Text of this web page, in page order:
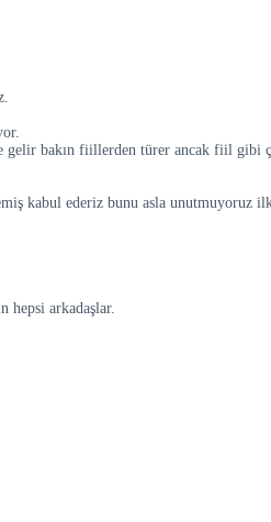
bakın fiillerden türer ancak fiil gibi
kabul ederiz bunu asla unutmuyoruz
hepsi arkadaşlar.